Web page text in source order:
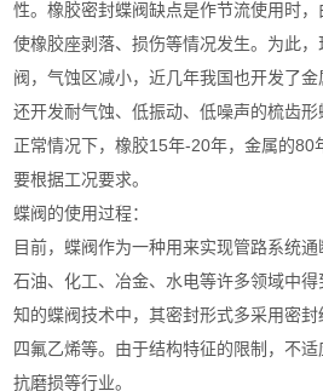
性。橡胶密封蝶阀缺点是作节流使用时，
使橡胶座剥落、损伤等情况发生。为此
阀，气蚀区减小，近几年我国也开发了
还开发耐气蚀、低振动、低噪声的梳齿
正常情况下，橡胶15年-20年，金属的80
要根据工况要求。
蝶阀的使用过程：
目前，蝶阀作为一种用来实现管路系统
石油、化工、冶金、水电等许多领域中
知的蝶阀技术中，其密封形式多采用密
四氟乙烯等。由于结构特征的限制，不适
抗磨损等行业。